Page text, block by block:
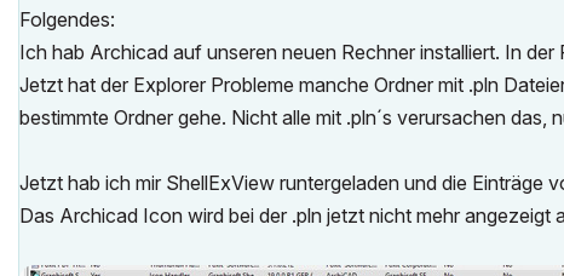
Folgendes:
Ich hab Archicad auf unseren neuen Rechner installiert. In
Jetzt hat der Explorer Probleme manche Ordner mit .pln
bestimmte Ordner gehe. Nicht alle mit .pln´s verursachen das,
Jetzt hab ich mir ShellExView runtergeladen und die Einträge
Das Archicad Icon wird bei der .pln jetzt nicht mehr angezeigt